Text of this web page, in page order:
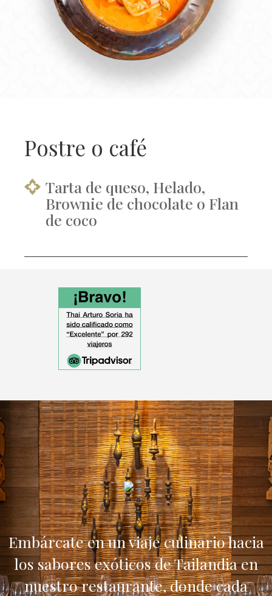
Postre o café
Tarta de queso, Helado,
Brownie de chocolate o Flan
de coco
Embárcate en un viaje culinario hacia
los sabores exóticos de Tailandia en
nuestro restaurante, donde cada